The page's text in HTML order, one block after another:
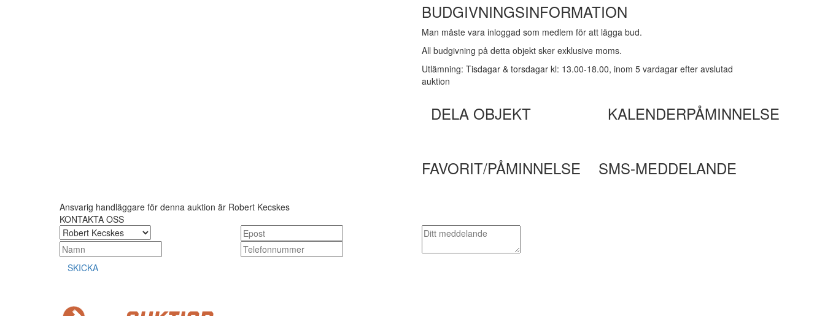
BUDGIVNINGSINFORMATION
Man måste vara inloggad som medlem för att lägga bud.
All budgivning på detta objekt sker exklusive moms.
Utlämning: Tisdagar & torsdagar kl: 13.00-18.00, inom 5 vardagar efter avslutad
auktion
DELA OBJEKT KALENDERPÅMINNELSE
FAVORIT/PÅMINNELSE SMS-MEDDELANDE
Ansvarig handläggare för denna auktion är Robert Kecskes
KONTAKTA OSS
SKICKA